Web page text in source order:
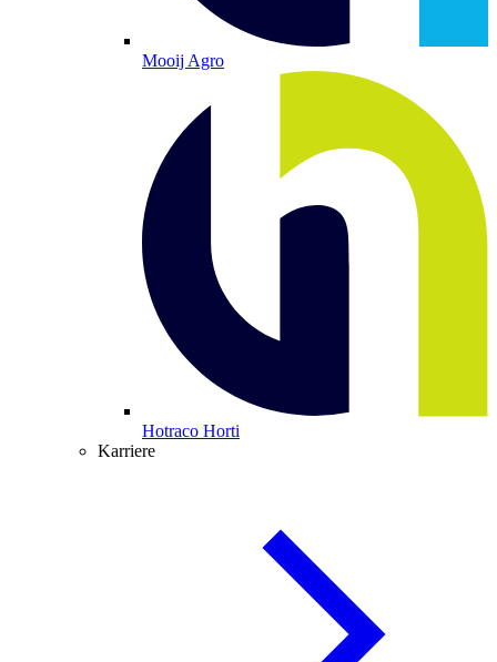
Mooij Agro
Hotraco Horti
Karriere